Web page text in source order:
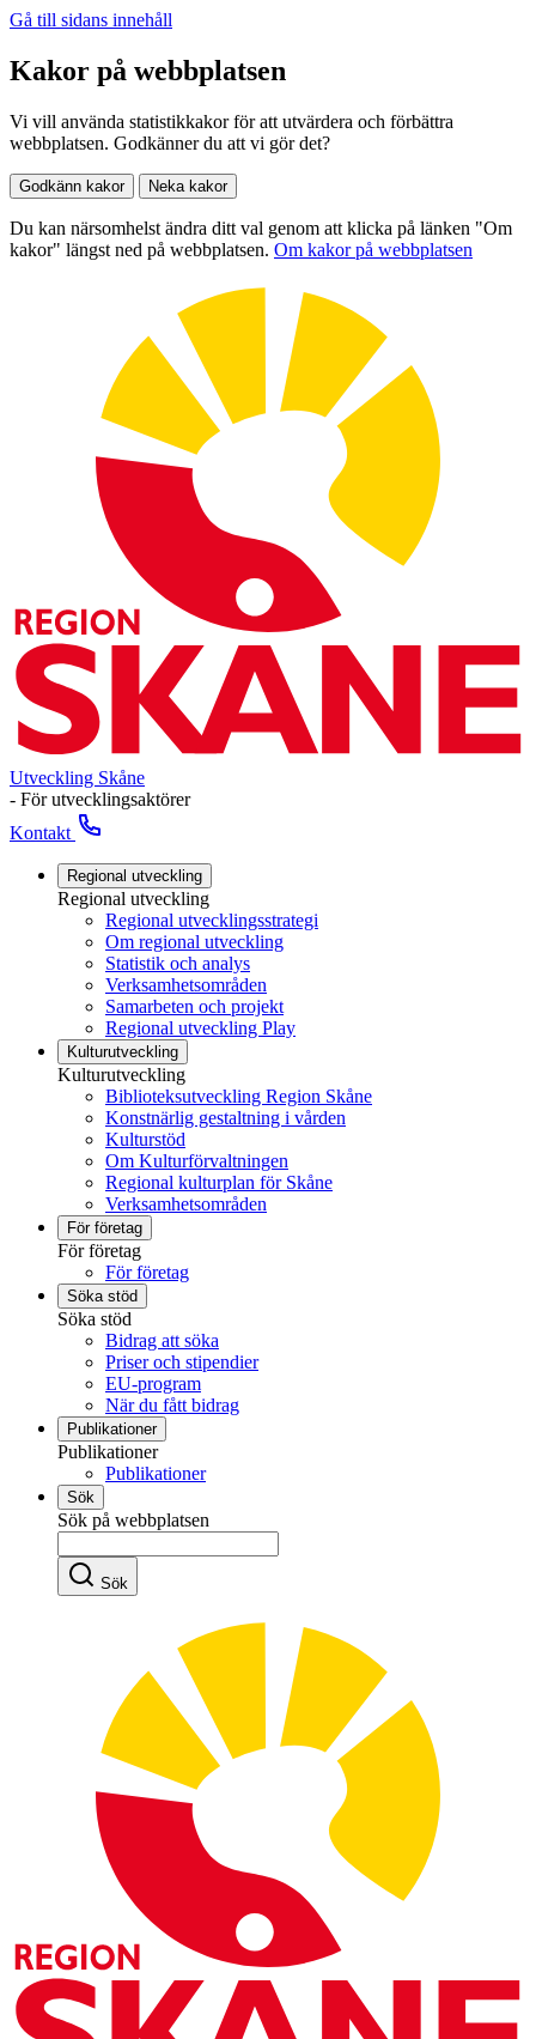
Gå till sidans innehåll
Kakor på webbplatsen
Vi vill använda statistikkakor för att utvärdera och förbättra
webbplatsen. Godkänner du att vi gör det?
Godkänn kakor Neka kakor
Du kan närsomhelst ändra ditt val genom att klicka på länken "Om
kakor" längst ned på webbplatsen. Om kakor på webbplatsen
Utveckling Skåne
- För utvecklingsaktörer
Kontakt
Regional utveckling
Regional utveckling
Regional utvecklingsstrategi
Om regional utveckling
Statistik och analys
Verksamhetsområden
Samarbeten och projekt
Regional utveckling Play
Kulturutveckling
Kulturutveckling
Biblioteksutveckling Region Skåne
Konstnärlig gestaltning i vården
Kulturstöd
Om Kulturförvaltningen
Regional kulturplan för Skåne
Verksamhetsområden
För företag
För företag
För företag
Söka stöd
Söka stöd
Bidrag att söka
Priser och stipendier
EU-program
När du fått bidrag
Publikationer
Publikationer
Publikationer
Sök
Sök på webbplatsen
Sök